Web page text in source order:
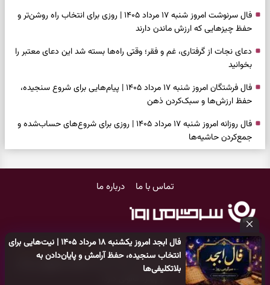
فال ابجد امروز یکشنبه ۱۸ مرداد ۱۴۰۵ | نیت‌هایی برای
انتخاب سنجیده، حفظ آرامش و پایان‌دادن به
بلاتکلیفی‌ها
فال سرنوشت امروز شنبه ۱۷ مرداد ۱۴۰۵ | روزی برای انتخاب راه روشن‌تر و
حفظ چیزهایی که ارزش ماندن دارند
دعای نجات از گرفتاری، غم و فقر؛ وقتی راه‌ها بسته شد این دعای معتبر را
بخوانید
فال فرشتگان امروز شنبه ۱۷ مرداد ۱۴۰۵ | پیام‌هایی برای شروع سنجیده،
حفظ ارزش‌ها و سبک‌کردن ذهن
فال روزانه امروز شنبه ۱۷ مرداد ۱۴۰۵ | روزی برای شروع‌های حساب‌شده و
جمع‌کردن حاشیه‌ها
و عبور از دودلی
سلیقه شخصی و پایان‌دادن به تردیدها
ساده و کنارگذاشتن نگرانی‌های اضافی
تماس با ما درباره ما
کلیه حقوق مادی و معنوی این سایت متعلق بهپایگاه خبری سرگرمی روز
می‌باشد و هر گونه کپی‌برداری توسط دیگر سایت‌ها اکیدا ممنوعمی‌باشد